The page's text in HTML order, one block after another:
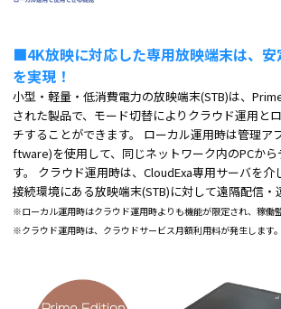
■4K放映に対応した専用放映端末は、
を実現！
小型・軽量・低消費電力の放映端末(STB)は、
された製品で、モード切替によりクラウド運用と
チすることができます。 ローカル運用時は管理ア
ftware)を使用して、同じネットワーク内のPCから
す。 クラウド運用時は、CloudExa専用サーバを介
接続環境にある放映端末(STB)に対して遠隔配信・
※ローカル運用時はクラウド運用時よりも機能が限定され、稼働
※クラウド運用時は、クラウドサービス月額利用料が発生します。